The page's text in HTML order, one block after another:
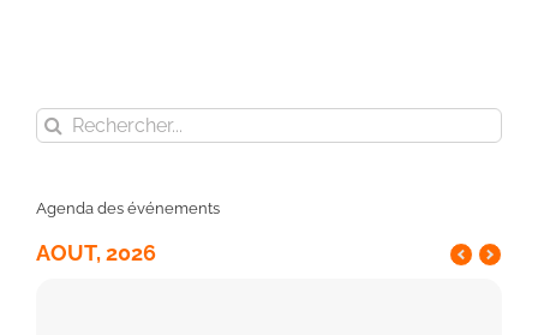
Rechercher:
Agenda des événements
AOUT, 2026